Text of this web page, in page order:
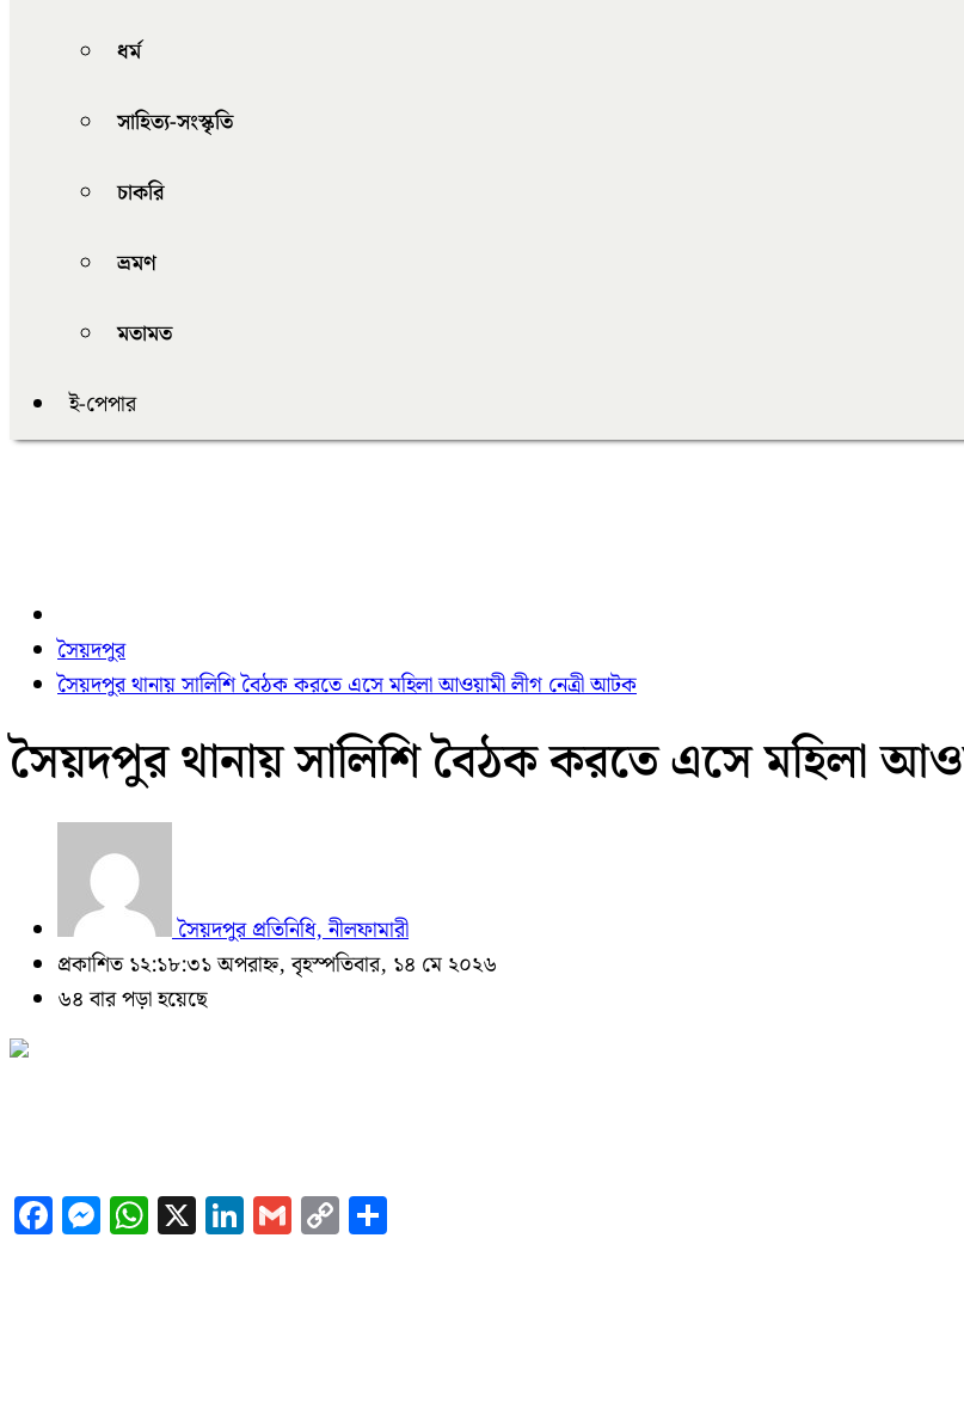
ধর্ম
সাহিত্য-সংস্কৃতি
চাকরি
ভ্রমণ
মতামত
ই-পেপার
সৈয়দপুর
সৈয়দপুর থানায় সালিশি বৈঠক করতে এসে মহিলা আওয়ামী লীগ নেত্রী আটক
সৈয়দপুর থানায় সালিশি বৈঠক করতে এসে মহিলা
সৈয়দপুর প্রতিনিধি, নীলফামারী
প্রকাশিত ১২:১৮:৩১ অপরাহ্ন, বৃহস্পতিবার, ১৪ মে ২০২৬
৬৪ বার পড়া হয়েছে
Facebook
Messenger
WhatsApp
X LinkedIn
GmailCopy